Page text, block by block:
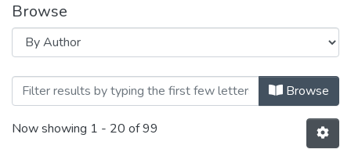
Browse
Browsing Arquitetura & Browse
Now showing 1 - 20 of 99